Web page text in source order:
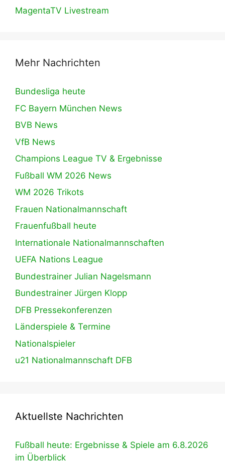
MagentaTV Livestream
Mehr Nachrichten
Bundesliga heute
FC Bayern München News
BVB News
VfB News
Champions League TV & Ergebnisse
Fußball WM 2026 News
WM 2026 Trikots
Frauen Nationalmannschaft
Frauenfußball heute
Internationale Nationalmannschaften
UEFA Nations League
Bundestrainer Julian Nagelsmann
Bundestrainer Jürgen Klopp
DFB Pressekonferenzen
Länderspiele & Termine
Nationalspieler
u21 Nationalmannschaft DFB
Aktuellste Nachrichten
Fußball heute: Ergebnisse & Spiele am 6.8.2026
im Überblick